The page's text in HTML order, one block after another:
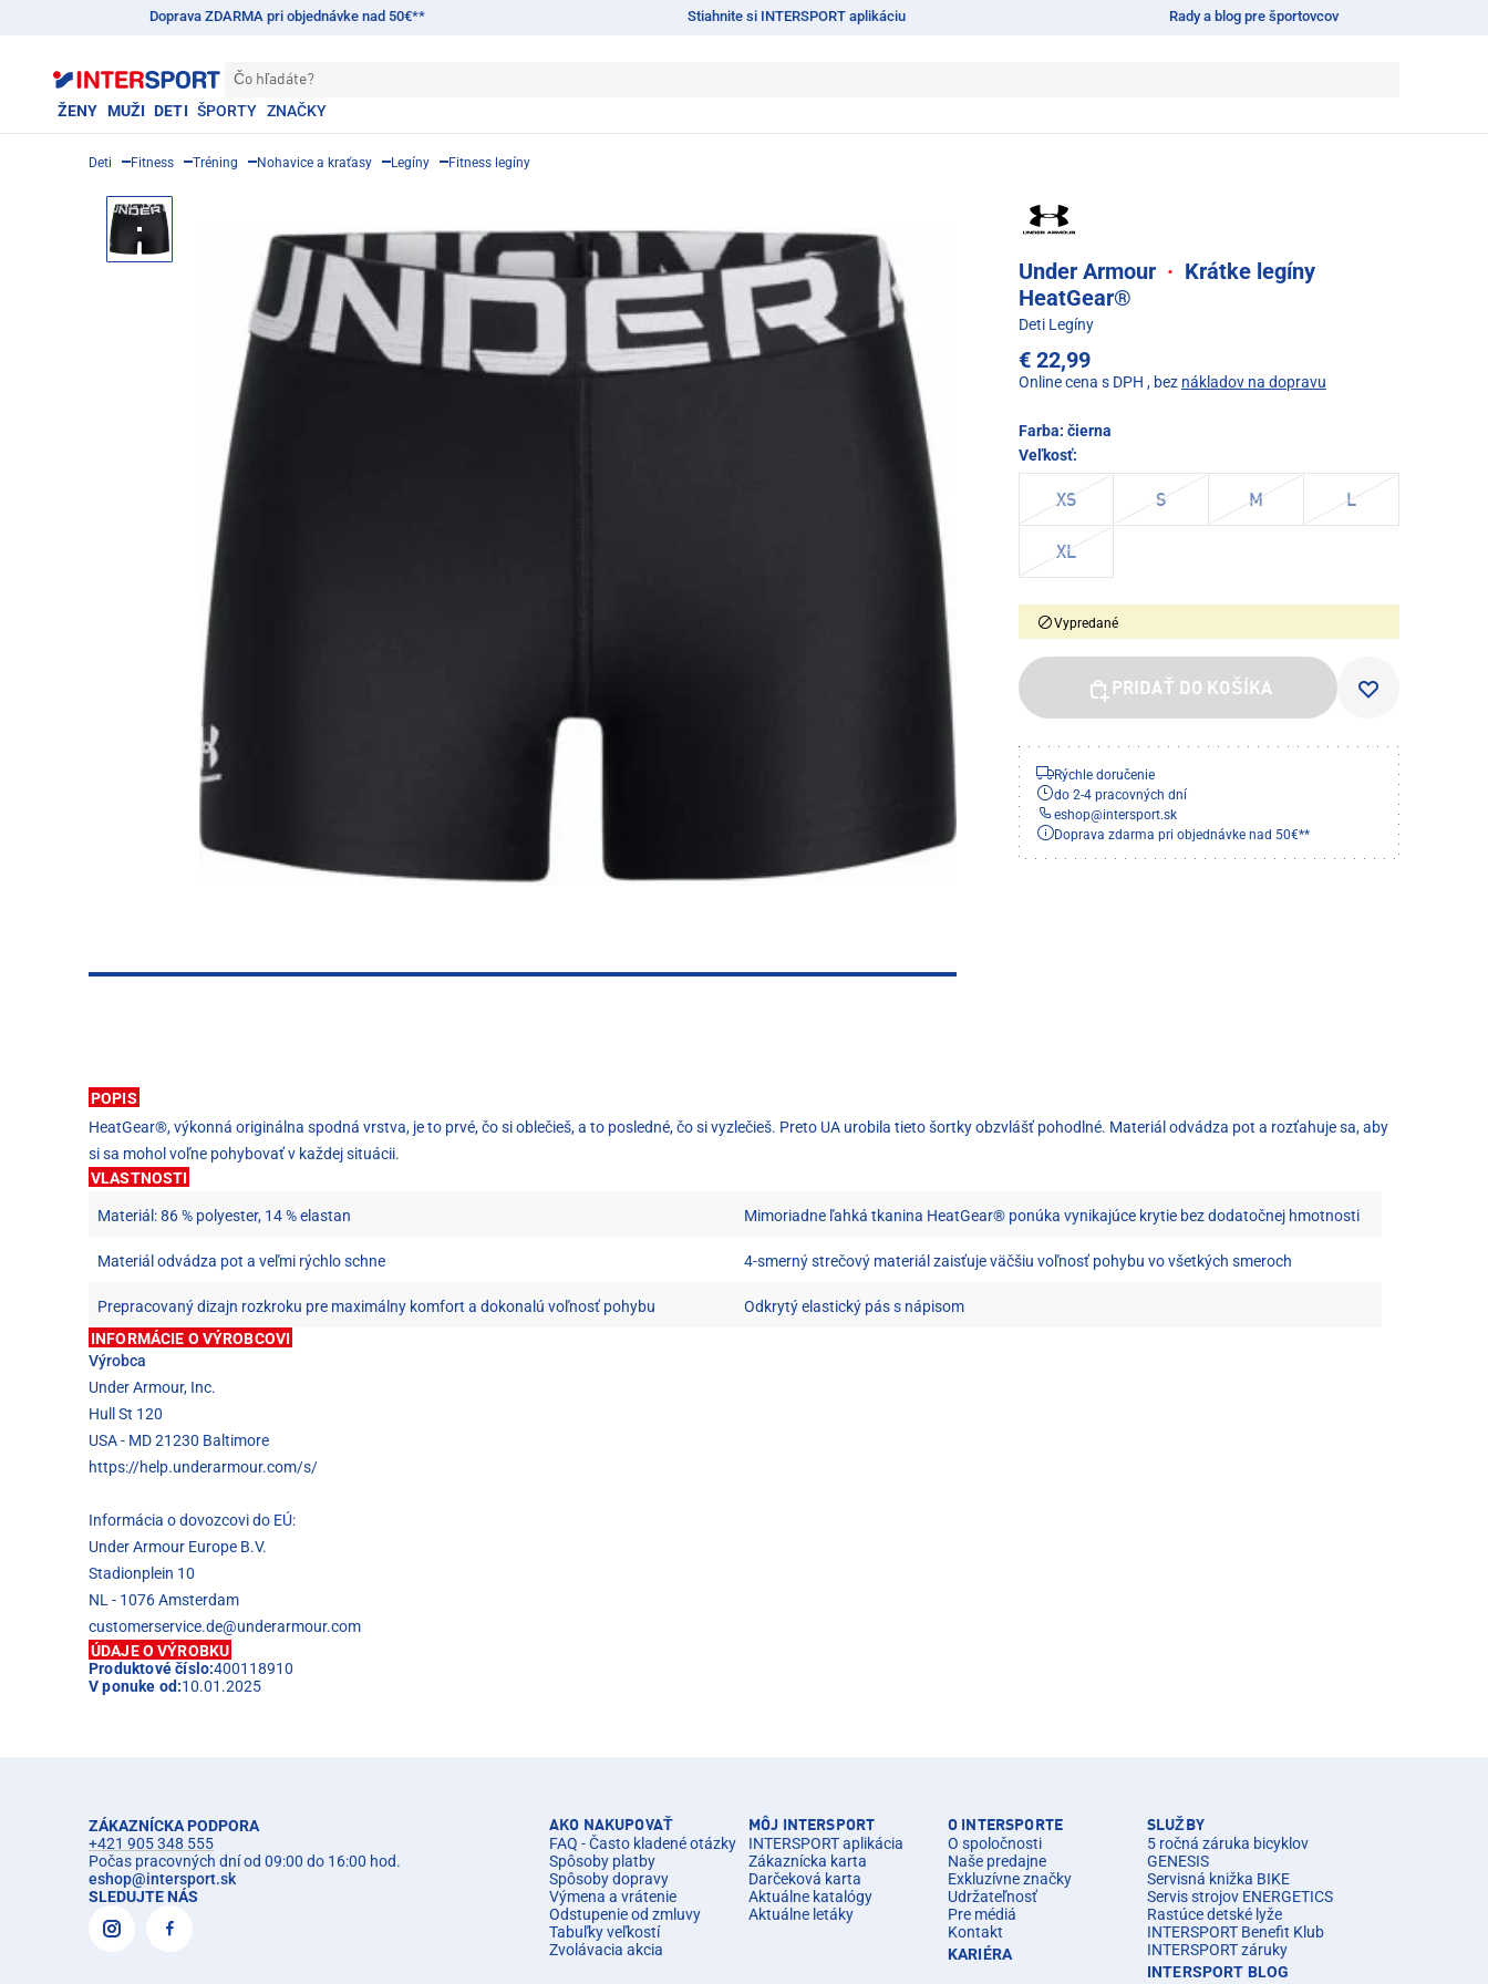
Doprava ZDARMA pri objednávke nad 50€** Stiahnite si INTERSPORT aplikáciu Rady a blog pre športovcov
Čo hľadáte?
ŽENY MUŽI DETI ŠPORTY ZNAČKY
Deti Fitness Tréning Nohavice a kraťasy Legíny Fitness legíny
Under Armour · Krátke legíny
HeatGear®
Deti Legíny
€ 22,99
Online cena s DPH , bez nákladov na dopravu
Farba: čierna
Veľkosť:
XS S M L
XL
Vypredané
PRIDAŤ DO KOŠÍKA
Rýchle doručenie
do 2-4 pracovných dní
eshop@intersport.sk
Doprava zdarma pri objednávke nad 50€**
POPIS
HeatGear®, výkonná originálna spodná vrstva, je to prvé, čo si oblečieš, a to posledné, čo si vyzlečieš. Preto UA urobila tieto šortky obzvlášť pohodlné. Materiál odvádza pot a rozťahuje sa, aby
si sa mohol voľne pohybovať v každej situácii.
VLASTNOSTI
Materiál: 86 % polyester, 14 % elastan Mimoriadne ľahká tkanina HeatGear® ponúka vynikajúce krytie bez dodatočnej hmotnosti
Materiál odvádza pot a veľmi rýchlo schne 4-smerný strečový materiál zaisťuje väčšiu voľnosť pohybu vo všetkých smeroch
Prepracovaný dizajn rozkroku pre maximálny komfort a dokonalú voľnosť pohybu
Odkrytý elastický pás s nápisom
INFORMÁCIE O VÝROBCOVI
Výrobca
Under Armour, Inc.
Hull St 120
USA - MD 21230 Baltimore
https://help.underarmour.com/s/
Informácia o dovozcovi do EÚ:
Under Armour Europe B.V.
Stadionplein 10
NL - 1076 Amsterdam
customerservice.de@underarmour.com
ÚDAJE O VÝROBKU
Produktové číslo:400118910
V ponuke od:10.01.2025
ZÁKAZNÍCKA PODPORA
+421 905 348 555
Počas pracovných dní od 09:00 do 16:00 hod.
eshop@intersport.sk
SLEDUJTE NÁS
AKO NAKUPOVAŤ
FAQ - Často kladené otázky
Spôsoby platby
Spôsoby dopravy
Výmena a vrátenie
Odstupenie od zmluvy
Tabuľky veľkostí
Zvolávacia akcia
MÔJ INTERSPORT
INTERSPORT aplikácia
Zákaznícka karta
Darčeková karta
Aktuálne katalógy
Aktuálne letáky
O INTERSPORTE
O spoločnosti
Naše predajne
Exkluzívne značky
Udržateľnosť
Pre médiá
Kontakt
KARIÉRA
SLUŽBY
5 ročná záruka bicyklov
GENESIS
Servisná knižka BIKE
Servis strojov ENERGETICS
Rastúce detské lyže
INTERSPORT Benefit Klub
INTERSPORT záruky
INTERSPORT BLOG